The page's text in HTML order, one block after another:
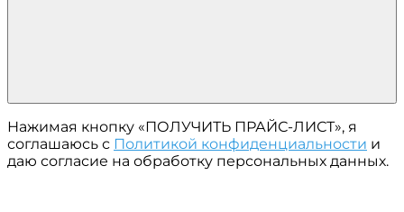
Нажимая кнопку «ПОЛУЧИТЬ ПРАЙС-ЛИСТ», я
соглашаюсь с Политикой конфиденциальности и
даю согласие на обработку персональных данных.